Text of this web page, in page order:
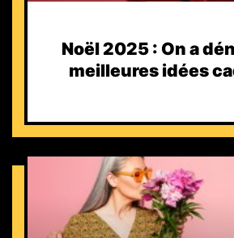
Noël 2025 : On a
meilleures idées